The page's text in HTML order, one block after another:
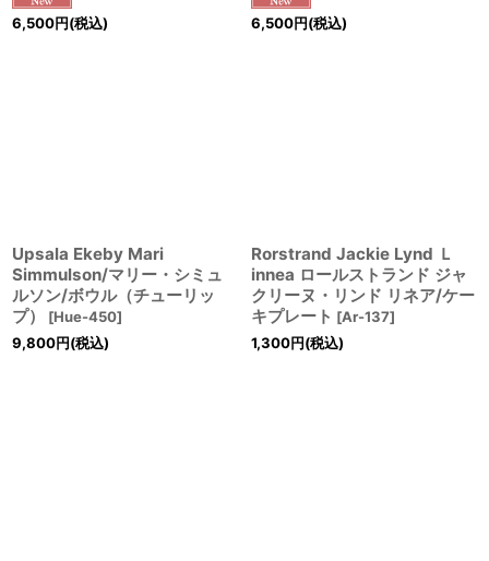
6,500円(税込) 6,500円(税込)
Upsala Ekeby Mari
Simmulson/マリー・シミュ
ルソン/ボウル（チューリッ
プ）
[Hue-450]
9,800円(税込)
Rorstrand Jackie Lynd Ｌ
innea ロールストランド ジャ
クリーヌ・リンド リネア/ケー
キプレート [Ar-137]
1,300円(税込)